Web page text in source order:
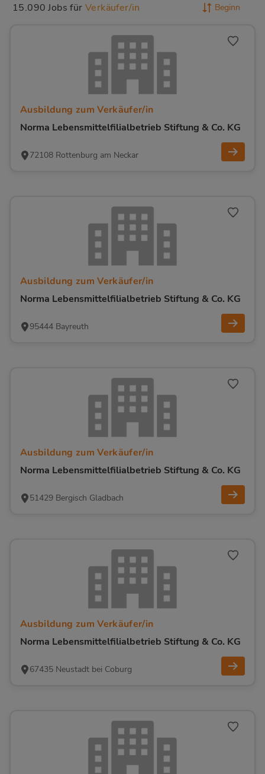
15.090 Jobs fürVerkäufer/in Beginn
Ausbildung zum Verkäufer/in
Norma Lebensmittelfilialbetrieb Stiftung & Co. KG
72108 Rottenburg am Neckar
Ausbildung zum Verkäufer/in
Norma Lebensmittelfilialbetrieb Stiftung & Co. KG
95444 Bayreuth
Ausbildung zum Verkäufer/in
Norma Lebensmittelfilialbetrieb Stiftung & Co. KG
51429 Bergisch Gladbach
Ausbildung zum Verkäufer/in
Norma Lebensmittelfilialbetrieb Stiftung & Co. KG
67435 Neustadt bei Coburg